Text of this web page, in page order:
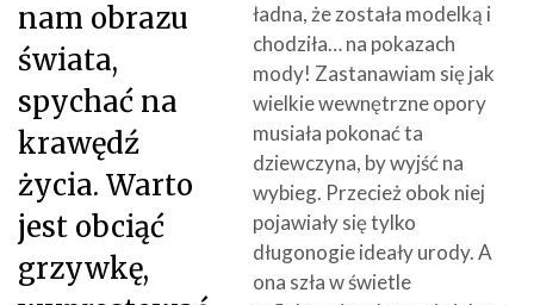
nam obrazu
świata,
spychać na
krawędź
życia. Warto
jest obciąć
grzywkę,
ładna, że została modelką i
chodziła… na pokazach
mody! Zastanawiam się jak
wielkie wewnętrzne opory
musiała pokonać ta
dziewczyna, by wyjść na
wybieg. Przecież obok niej
pojawiały się tylko
długonogie ideały urody. A
ona szła w świetle